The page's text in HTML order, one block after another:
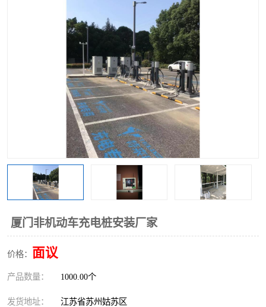
厦门非机动车充电桩安装厂家
价格： 面议
产品数量： 1000.00个
发货地址： 江苏省苏州姑苏区